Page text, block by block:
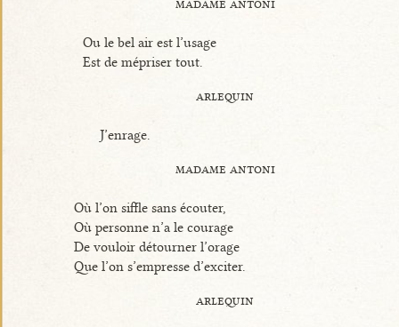
madame antoni
Ou le bel air est l’usage
Est de mépriser tout.
arlequin
J’enrage.
madame antoni
Où l’on siffle sans écouter,
Où personne n’a le courage
De vouloir détourner l’orage
Que l’on s’empresse d’exciter.
arlequin